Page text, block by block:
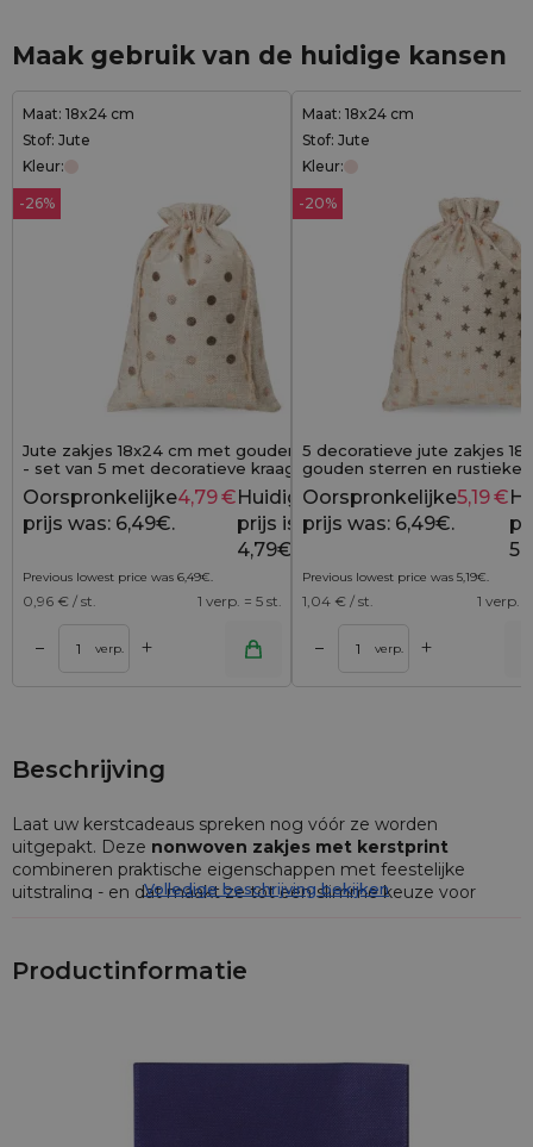
Maak gebruik van de huidige kansen
Maat: 18x24 cm
Stof: Jute
Kleur:
-26%
Jute zakjes 18x24 cm met gouden stippen
- set van 5 met decoratieve kraag
6,49 €
Oorspronkelijke
prijs was: 6,49€.
4,79€Huidige
prijs is:
4,79€.
Previous lowest price was 6,49€.
0,96 € / st. 1 verp. = 5 st.
– verp. +
Maat: 18x24 cm
Stof: Jute
Kleur:
-20%
5 decoratieve jute zakjes
gouden sterren en rustieke
Oorspronkelijke
prijs was: 6,49€.
5,19€
Previous lowest price was 5,19€.
1,04 € / st. 1 verp.
– verp. +
Toevoegen aan winkelwagen Toevoegen aan
Beschrijving
Laat uw kerstcadeaus spreken nog vóór ze worden
uitgepakt. Deze nonwoven zakjes met kerstprint
combineren praktische eigenschappen met feestelijke
uitstraling - en dat maakt ze tot een slimme keuze voor
Gemaakt van stevig, herbruikbaar nonwoven
Volledige beschrijving bekijken
Productinformatie